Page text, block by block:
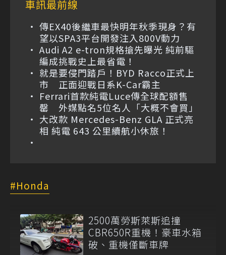
車訊最前線
傳EX40後繼車最快明年秋季現身？有
望以SPA3平台開發注入800V動力
Audi A2 e-tron規格搶先曝光 純前驅
編成挑戰史上最省電！
就是要侵門踏戶！BYD Racco正式上
市 正面迎戰日系K-Car霸主
Ferrari首款純電Luce傳全球配額售
罄 外媒點名5位名人「大概不會買」
大改款 Mercedes-Benz GLA 正式亮
相 純電 643 公里續航小休旅！
Honda
2500萬勞斯萊斯追撞
CBR650R重機！豪車水箱
破、重機僅斷車牌